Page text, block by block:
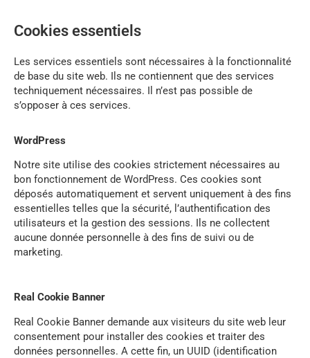
Cookies essentiels
Les services essentiels sont nécessaires à la fonctionnalité
de base du site web. Ils ne contiennent que des services
techniquement nécessaires. Il n’est pas possible de
s’opposer à ces services.
WordPress
Notre site utilise des cookies strictement nécessaires au
bon fonctionnement de WordPress. Ces cookies sont
déposés automatiquement et servent uniquement à des fins
essentielles telles que la sécurité, l’authentification des
utilisateurs et la gestion des sessions. Ils ne collectent
aucune donnée personnelle à des fins de suivi ou de
marketing.
Real Cookie Banner
Real Cookie Banner demande aux visiteurs du site web leur
consentement pour installer des cookies et traiter des
données personnelles. A cette fin, un UUID (identification